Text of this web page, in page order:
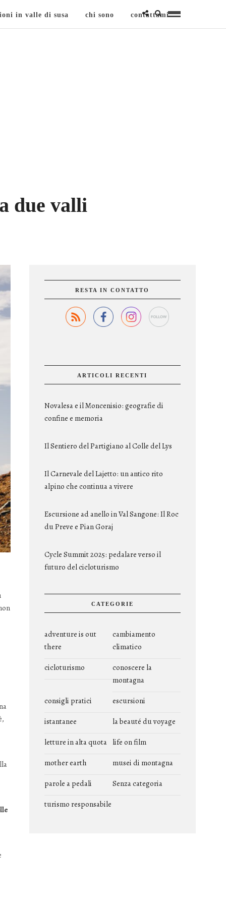
in valle di susa chi sono contattami
due valli
RESTA IN CONTATTO
ARTICOLI RECENTI
Novalesa e il Moncenisio: geografie di
confine e memoria
Il Sentiero del Partigiano al Colle del Lys
Il Carnevale del Lajetto: un antico rito
alpino che continua a vivere
Escursione ad anello in Val Sangone: Il Roc
du Preve e Pian Goraj
Cycle Summit 2025: pedalare verso il
futuro del cicloturismo
CATEGORIE
adventure is out
there
cambiamento
climatico
cicloturismo
conoscere la
montagna
consigli pratici escursioni
istantanee la beauté du voyage
letture in alta quota life on film
mother earth musei di montagna
parole a pedali Senza categoria
turismo responsabile